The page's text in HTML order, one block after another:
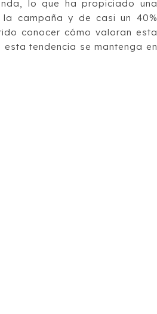
lo que ha propiciado una
campaña y de casi un 40%
conocer cómo valoran esta
tendencia se mantenga en